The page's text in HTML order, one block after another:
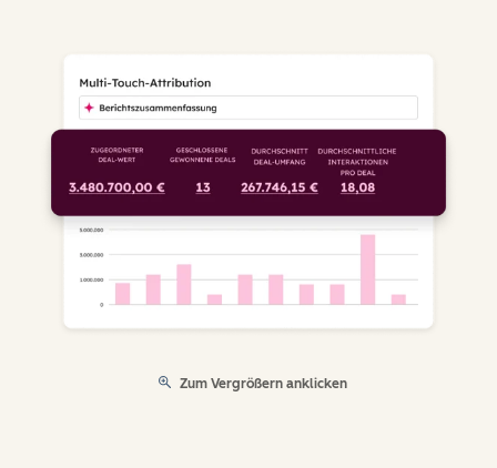
Zum Vergrößern anklicken